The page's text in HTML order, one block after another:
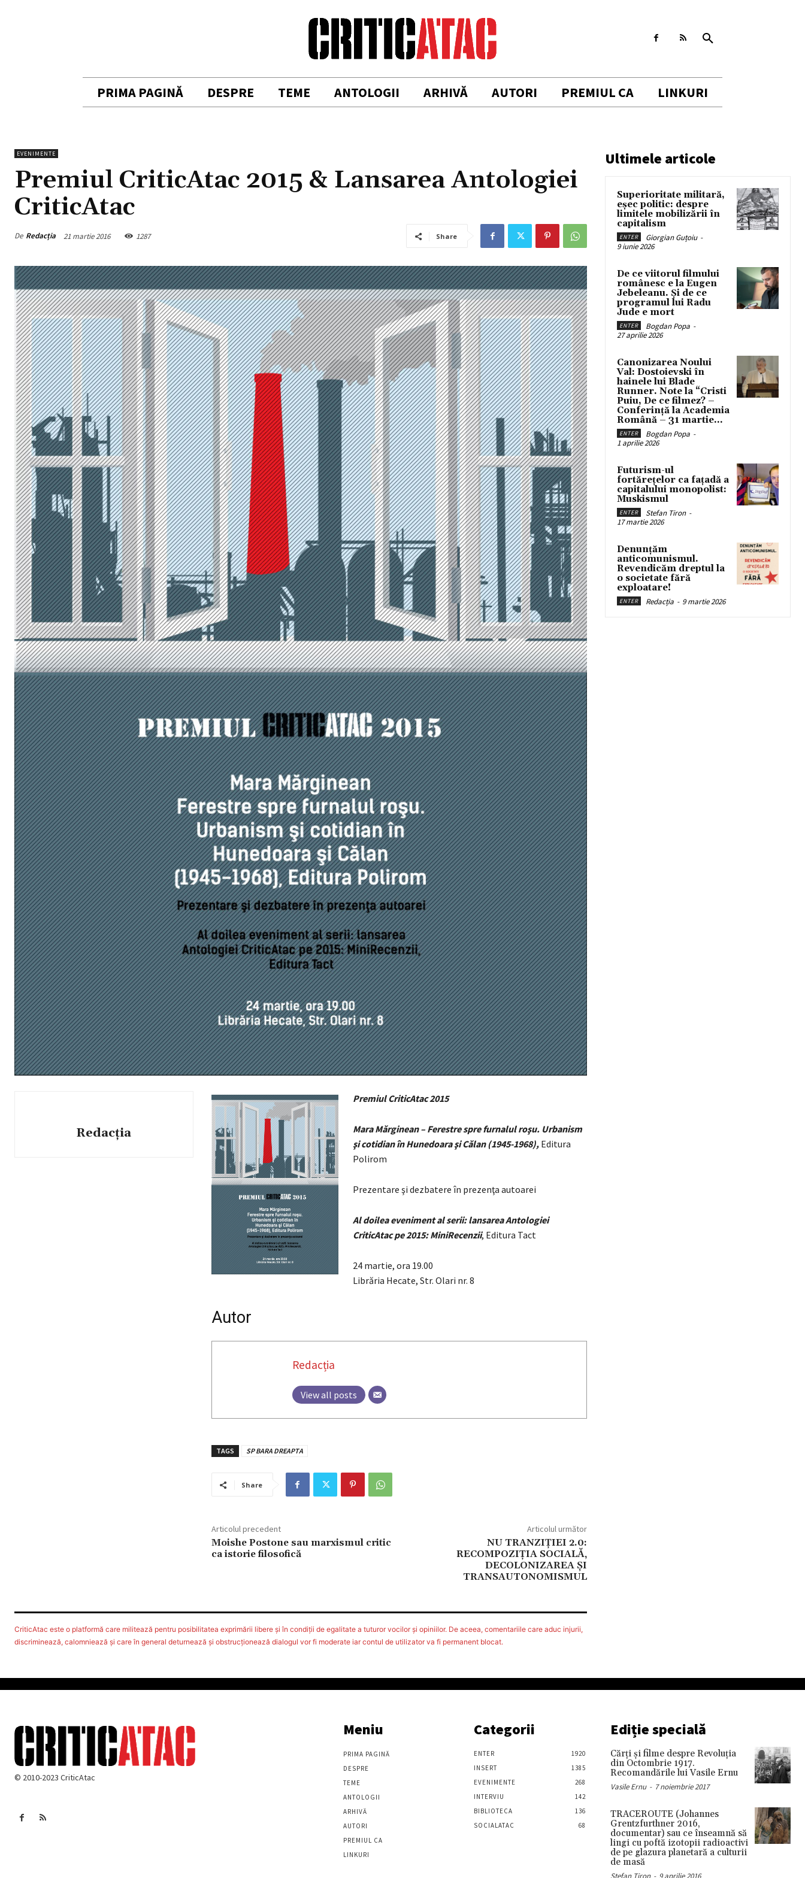
PRIMA PAGINĂ DESPRE TEME ANTOLOGII ARHIVĂ AUTORI PREMIUL CA LINKURI
EVENIMENTE
Premiul CriticAtac 2015 & Lansarea Antologiei
CriticAtac
De Redacția 21 martie 2016 1287 Share
Redacția
Premiul CriticAtac 2015
Mara Mărginean – Ferestre spre furnalul roşu. Urbanism
şi cotidian în Hunedoara şi Călan (1945-1968),Editura
Polirom
Prezentare şi dezbatere în prezenţa autoarei
Al doilea eveniment al serii: lansarea Antologiei
CriticAtac pe 2015: MiniRecenzii, Editura Tact
24 martie, ora 19.00
Librăria Hecate, Str. Olari nr. 8
Autor
Redacția
View all posts
TAGS SP BARA DREAPTA
Share
Articolul precedent
Moishe Postone sau marxismul critic
ca istorie filosofică
Articolul următor
NU TRANZIȚIEI 2.0:
RECOMPOZIȚIA SOCIALĂ,
DECOLONIZAREA ȘI
TRANSAUTONOMISMUL
CriticAtac este o platformă care militează pentru posibilitatea exprimării libere şi în condiţii de egalitate a tuturor vocilor şi opiniilor. De aceea, comentariile care aduc injurii,
discriminează, calomniează şi care în general deturnează şi obstrucţionează dialogul vor fi moderate iar contul de utilizator va fi permanent blocat.
Ultimele articole
Superioritate militară,
eșec politic: despre
limitele mobilizării în
capitalism
ENTER Giorgian Guțoiu -
9 iunie 2026
De ce viitorul filmului
românesc e la Eugen
Jebeleanu. Și de ce
programul lui Radu
Jude e mort
ENTER Bogdan Popa -
27 aprilie 2026
Canonizarea Noului
Val: Dostoievski în
hainele lui Blade
Runner. Note la “Cristi
Puiu, De ce filmez? –
Conferință la Academia
Română – 31 martie...
ENTER Bogdan Popa -
1 aprilie 2026
Futurism-ul
fortărețelor ca fațadă a
capitalului monopolist:
Muskismul
ENTER Stefan Tiron -
17 martie 2026
Denunțăm
anticomunismul.
Revendicăm dreptul la
o societate fără
exploatare!
ENTER Redacția - 9 martie 2026
© 2010-2023 CriticAtac
Meniu
PRIMA PAGINĂ
DESPRE
TEME
ANTOLOGII
ARHIVĂ
AUTORI
PREMIUL CA
LINKURI
Categorii
ENTER
1920
INSERT
1385
EVENIMENTE
268
INTERVIU
142
BIBLIOTECA
136
SOCIALATAC
68
Ediție specială
Cărţi şi filme despre Revoluţia
din Octombrie 1917.
Recomandările lui Vasile Ernu
Vasile Ernu - 7 noiembrie 2017
TRACEROUTE (Johannes
Grentzfurthner 2016,
documentar) sau ce înseamnă să
lingi cu poftă izotopii radioactivi
de pe glazura planetară a culturii
de masă